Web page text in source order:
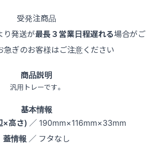
受発注商品
り発送が最長３営業日程遅れる場合がご
急ぎのお客様はご注意ください
商品説明
汎用トレーです。
基本情報
×高さ) ／ 190mm×116mm×33mm
蓋情報 ／ フタなし